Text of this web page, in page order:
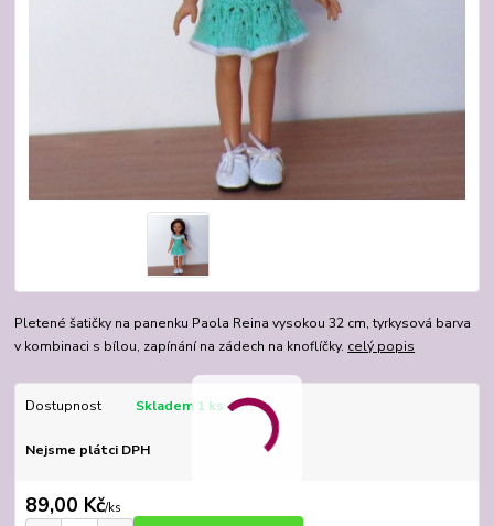
Pletené šatičky na panenku Paola Reina vysokou 32 cm, tyrkysová barva
v kombinaci s bílou, zapínání na zádech na knoflíčky. celý popis
Dostupnost Skladem 1 ks
Nejsme plátci DPH
89,00 Kč/ks